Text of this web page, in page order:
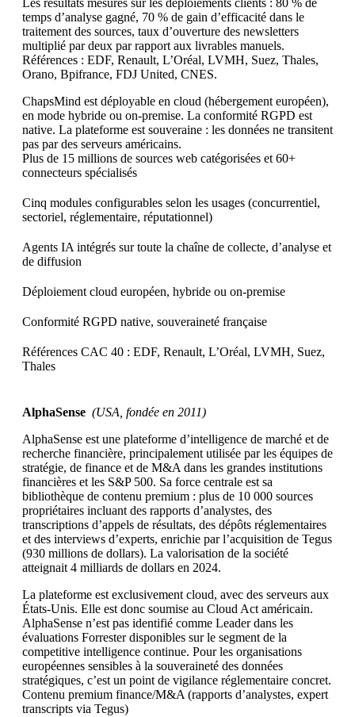
Les résultats mesurés sur les déploiements clients : 80 % de
temps d’analyse gagné, 70 % de gain d’efficacité dans le
traitement des sources, taux d’ouverture des newsletters
multiplié par deux par rapport aux livrables manuels.
Références : EDF, Renault, L’Oréal, LVMH, Suez, Thales,
Orano, Bpifrance, FDJ United, CNES.
ChapsMind est déployable en cloud (hébergement européen),
en mode hybride ou on-premise. La conformité RGPD est
native. La plateforme est souveraine : les données ne transitent
pas par des serveurs américains.
Plus de 15 millions de sources web catégorisées et 60+
connecteurs spécialisés
Cinq modules configurables selon les usages (concurrentiel,
sectoriel, réglementaire, réputationnel)
Agents IA intégrés sur toute la chaîne de collecte, d’analyse et
de diffusion
Déploiement cloud européen, hybride ou on-premise
Conformité RGPD native, souveraineté française
Références CAC 40 : EDF, Renault, L’Oréal, LVMH, Suez,
Thales
AlphaSense (USA, fondée en 2011)
AlphaSense est une plateforme d’intelligence de marché et de
recherche financière, principalement utilisée par les équipes de
stratégie, de finance et de M&A dans les grandes institutions
financières et les S&P 500. Sa force centrale est sa
bibliothèque de contenu premium : plus de 10 000 sources
propriétaires incluant des rapports d’analystes, des
transcriptions d’appels de résultats, des dépôts réglementaires
et des interviews d’experts, enrichie par l’acquisition de Tegus
(930 millions de dollars). La valorisation de la société
atteignait 4 milliards de dollars en 2024.
La plateforme est exclusivement cloud, avec des serveurs aux
États-Unis. Elle est donc soumise au Cloud Act américain.
AlphaSense n’est pas identifié comme Leader dans les
évaluations Forrester disponibles sur le segment de la
competitive intelligence continue. Pour les organisations
européennes sensibles à la souveraineté des données
stratégiques, c’est un point de vigilance réglementaire concret.
Contenu premium finance/M&A (rapports d’analystes, expert
transcripts via Tegus)